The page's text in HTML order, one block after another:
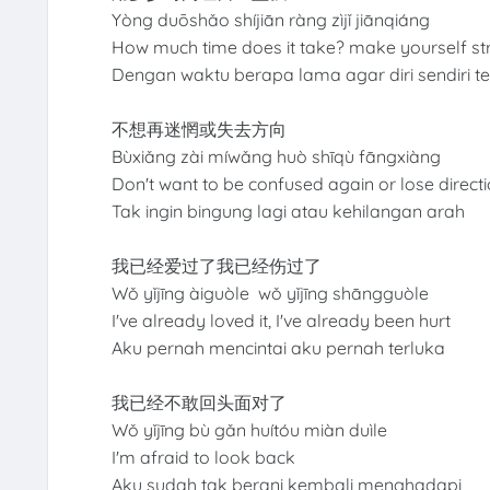
Yòng duōshǎo shíjiān ràng zìjǐ jiānqiáng
How much time does it take? make yourself
Dengan waktu berapa lama agar diri sendiri
不想再迷惘或失去方向
Bùxiǎng zài míwǎng huò shīqù fāngxiàng
Don't want to be confused again or lose
Tak ingin bingung lagi atau kehilangan arah
我已经爱过了我已经伤过了
Wǒ yǐjīng àiguòle wǒ yǐjīng shāngguòle
I've already loved it, I've already been hurt
Aku pernah mencintai aku pernah terluka
我已经不敢回头面对了
Wǒ yǐjīng bù gǎn huítóu miàn duìle
I'm afraid to look back
Aku sudah tak berani kembali menghadapi